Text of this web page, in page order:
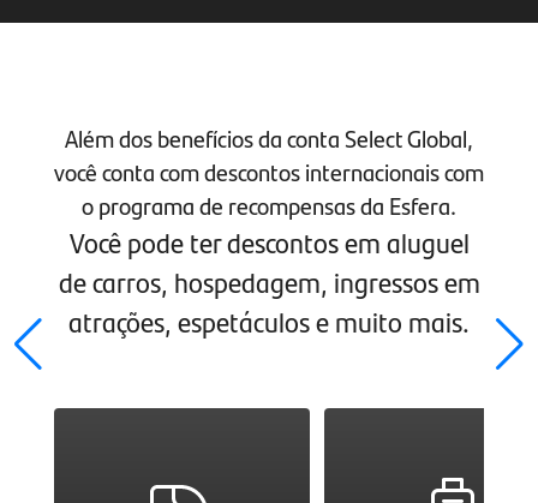
Além dos benefícios da conta Select Global,
você conta com descontos internacionais com
o programa de recompensas da Esfera.
Você pode ter descontos em aluguel
de carros, hospedagem, ingressos em
atrações, espetáculos e muito mais.